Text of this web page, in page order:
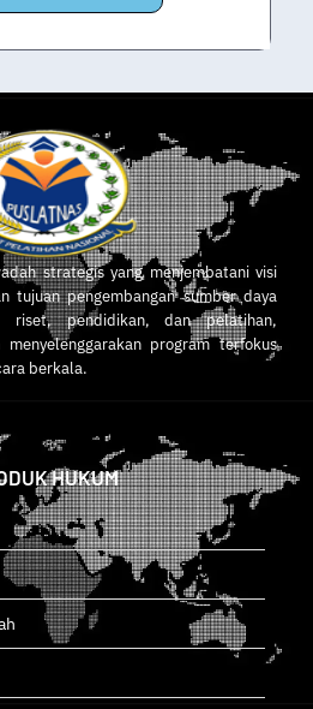
strategis yang menjembatani visi
tujuan pengembangan sumber daya
riset, pendidikan, dan pelatihan,
menyelenggarakan program terfokus
berkala.
HUKUM